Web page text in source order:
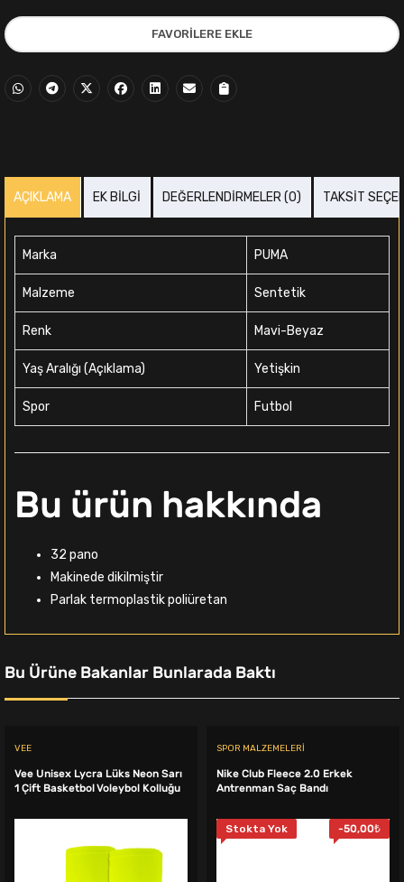
750,00₺.fiyat:
649,00₺.
FAVORILERE EKLE
AÇIKLAMA EK BILGI DEĞERLENDIRMELER (0) TAKSIT
Marka PUMA
Malzeme Sentetik
Renk Mavi-Beyaz
Yaş Aralığı (Açıklama) Yetişkin
Spor Futbol
Bu ürün hakkında
32 pano
Makinede dikilmiştir
Parlak termoplastik poliüretan
Bu Ürüne Bakanlar Bunlarada Baktı
VEE
Vee Unisex Lycra Lüks Neon Sarı
1 Çift Basketbol Voleybol Kolluğu
SPOR MALZEMELERI
Nike Club Fleece 2.0 Erkek
Antrenman Saç Bandı
Stokta Yok -50,00₺